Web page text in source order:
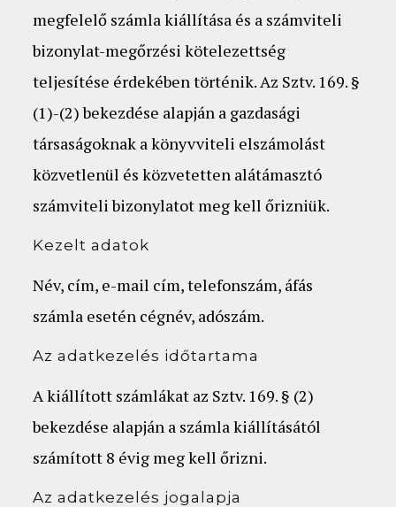
megfelelő számla kiállítása és a számviteli
bizonylat-megőrzési kötelezettség
teljesítése érdekében történik. Az Sztv. 169. §
(1)-(2) bekezdése alapján a gazdasági
társaságoknak a könyvviteli elszámolást
közvetlenül és közvetetten alátámasztó
számviteli bizonylatot meg kell őrizniük.
Kezelt adatok
Név, cím, e-mail cím, telefonszám, áfás
számla esetén cégnév, adószám.
Az adatkezelés időtartama
A kiállított számlákat az Sztv. 169. § (2)
bekezdése alapján a számla kiállításától
számított 8 évig meg kell őrizni.
Az adatkezelés jogalapja